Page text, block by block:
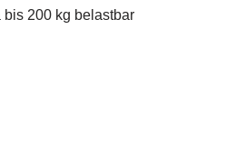
bis 200 kg belastbar